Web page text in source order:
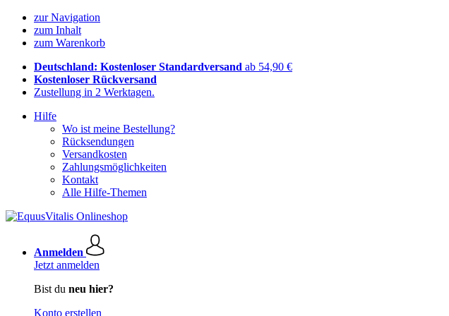
zur Navigation
zum Inhalt
zum Warenkorb
Deutschland: Kostenloser Standardversand ab 54,90 €
Kostenloser Rückversand
Zustellung in 2 Werktagen.
Hilfe
Wo ist meine Bestellung?
Rücksendungen
Versandkosten
Zahlungsmöglichkeiten
Kontakt
Alle Hilfe-Themen
Anmelden
Jetzt anmelden
Bist du neu hier?
Konto erstellen